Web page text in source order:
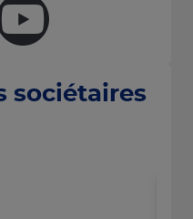
sociétaires